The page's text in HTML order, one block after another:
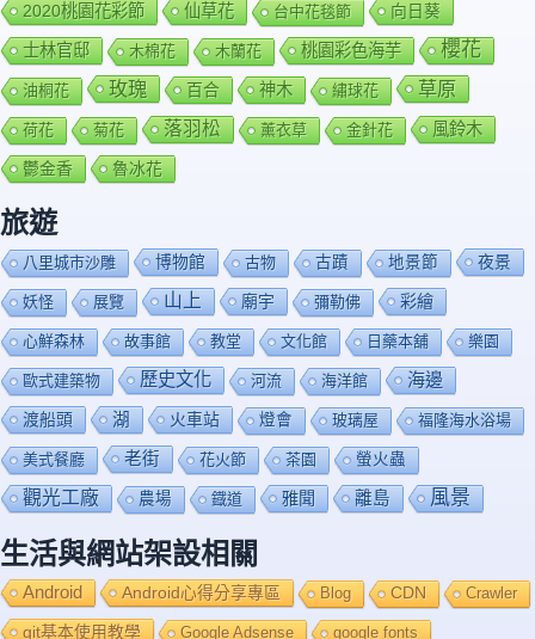
2020桃園花彩節
仙草花 台中花毯節 向日葵
士林官邸 木棉花 木蘭花 桃園彩色海芋 櫻花
油桐花 玫瑰 百合 神木 繡球花 草原
荷花 菊花 落羽松 薰衣草 金針花 風鈴木
鬱金香 魯冰花
旅遊
八里城市沙雕 博物館 古物 古蹟 地景節 夜景
妖怪 展覽 山上 廟宇 彌勒佛 彩繪
心鮮森林 故事館 教堂 文化館 日藥本舖 樂園
歐式建築物 歷史文化 河流 海洋館 海邊
渡船頭 湖 火車站 燈會 玻璃屋 福隆海水浴場
美式餐廳 老街 花火節 茶園 螢火蟲
觀光工廠 農場 鐡道 雅聞 離島 風景
生活與網站架設相關
Android Android心得分享專區 Blog CDN Crawler
git基本使用教學 Google Adsense google fonts